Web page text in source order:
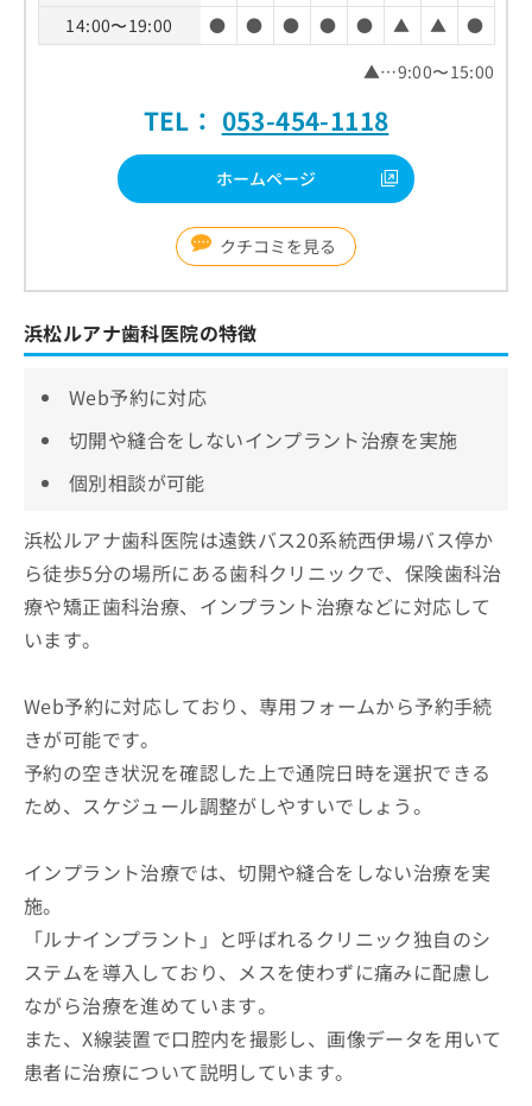
14:00〜19:00
● ● ● ● ● ▲ ▲
●
▲…9:00〜15:00
TEL： 053-454-1118
ホームページ
クチコミを見る
浜松ルアナ歯科医院の特徴
Web予約に対応
切開や縫合をしないインプラント治療を実施
個別相談が可能
浜松ルアナ歯科医院は遠鉄バス20系統西伊場バス停か
ら徒歩5分の場所にある歯科クリニックで、保険歯科治
療や矯正歯科治療、インプラント治療などに対応して
います。
Web予約に対応しており、専用フォームから予約手続
きが可能です。
予約の空き状況を確認した上で通院日時を選択できる
ため、スケジュール調整がしやすいでしょう。
インプラント治療では、切開や縫合をしない治療を実
施。
「ルナインプラント」と呼ばれるクリニック独自のシ
ステムを導入しており、メスを使わずに痛みに配慮し
ながら治療を進めています。
また、X線装置で口腔内を撮影し、画像データを用いて
患者に治療について説明しています。